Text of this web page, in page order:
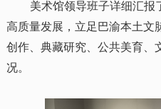
美术馆领导班子详细汇报
高质量发展，立足巴渝本土文
创作、典藏研究、公共美育、
况。